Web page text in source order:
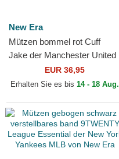
New Era
Mützen bommel rot Cuff
Jake der Manchester United
Football Club Premier League
von New Era
EUR 36,95
Erhalten Sie es bis 14 - 18 Aug.